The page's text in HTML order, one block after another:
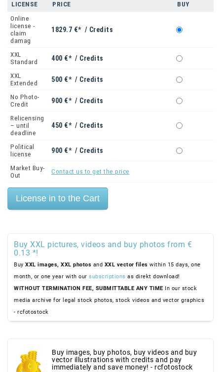
LICENSE PRICE
BUY
Online
license -
claim
damag
1829.7 €* / Credits
XXL
Standard
400 €* / Credits
XXL
Extended
500 €* / Credits
No Photo-
Credit
900 €* / Credits
Relicensing
– until
deadline
450 €* / Credits
Political
license
900 €* / Credits
Market Buy-
Out
Contact us to get the price
Buy XXL pictures, videos and buy photos from €
0.13 *!
Buy XXL images, XXL photos and XXL vector files within 15 days, one
month, or one year with our subscriptions as direkt download!
WITHOUT TERMINATION FEE, SUBMITTABLE ANY TIME In our stock
media archive for legal stock photos, stock videos and vector graphics
- rcfotostock
Buy images, buy photos, buy videos and buy
vector illustrations with credits and pay
immediately and save money! - rcfotostock